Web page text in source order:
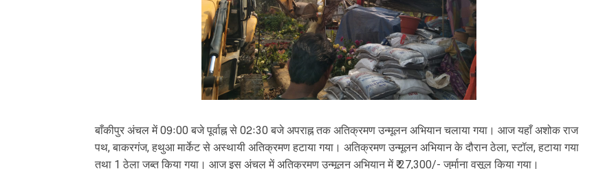
बाँकीपुर अंचल में 09ः00 बजे पूर्वाह्न से 02ः30 बजे अपराह्न तक अतिक्रमण उन्मूलन अभियान चलाया गया। आज यहाँ अशोक राज
पथ, बाकरगंज, हथुआ मार्केट से अस्थायी अतिक्रमण हटाया गया। अतिक्रमण उन्मूलन अभियान के दौरान ठेला, स्टॉल, हटाया गया
तथा 1 ठेला जब्त किया गया। आज इस अंचल में अतिक्रमण उन्मूलन अभियान में ₹ 27,300/- जुर्माना वसूल किया गया।